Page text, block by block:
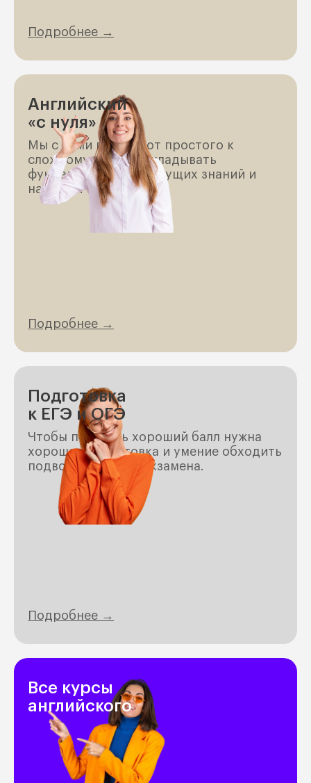
Подробнее →
Английский
«с нуля»
Мы с вами пойдем от простого к
сложному, будем закладывать
фундамент ваших будущих знаний и
навыков.
Подробнее →
Подготовка
к ЕГЭ и ОГЭ
Чтобы получить хороший балл нужна
хорошая подготовка и умение обходить
подводные камни экзамена.
Подробнее →
Все курсы
английского